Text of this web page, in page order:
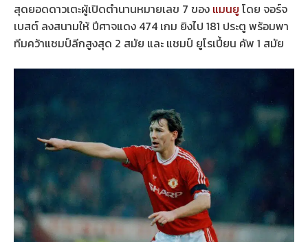
สุดยอดดาวเตะผู้เปิดตำนานหมายเลข 7 ของ แมนยู โดย จอร์จ
เบสต์ ลงสนามให้ ปีศาจแดง 474 เกม ยิงไป 181 ประตู พร้อมพา
ทีมคว้าแชมป์ลีกสูงสุด 2 สมัย และ แชมป์ ยูโรเปี้ยน คัพ 1 สมัย